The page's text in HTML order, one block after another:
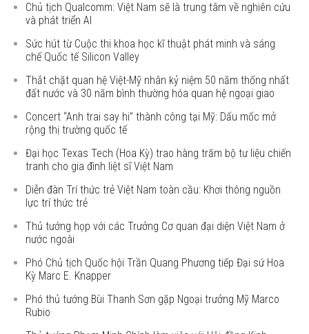
Chủ tịch Qualcomm: Việt Nam sẽ là trung tâm về nghiên cứu
và phát triển AI
Sức hút từ Cuộc thi khoa học kĩ thuật phát minh và sáng
chế Quốc tế Silicon Valley
Thắt chặt quan hệ Việt-Mỹ nhân kỷ niệm 50 năm thống nhất
đất nước và 30 năm bình thường hóa quan hệ ngoại giao
Concert “Anh trai say hi” thành công tại Mỹ: Dấu mốc mở
rộng thị trường quốc tế
Đại học Texas Tech (Hoa Kỳ) trao hàng trăm bộ tư liệu chiến
tranh cho gia đình liệt sĩ Việt Nam
Diễn đàn Trí thức trẻ Việt Nam toàn cầu: Khơi thông nguồn
lực trí thức trẻ
Thủ tướng họp với các Trưởng Cơ quan đại diện Việt Nam ở
nước ngoài
Phó Chủ tịch Quốc hội Trần Quang Phương tiếp Đại sứ Hoa
Kỳ Marc E. Knapper
Phó thủ tướng Bùi Thanh Sơn gặp Ngoại trưởng Mỹ Marco
Rubio